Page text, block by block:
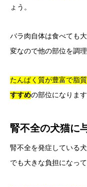
ょう。
バラ肉自体は食べても
変なので他の部位を調
たんぱく質が豊富で脂
すすめの部位になります
腎不全の犬猫に
腎不全を発症している
でも大きな負担になっ